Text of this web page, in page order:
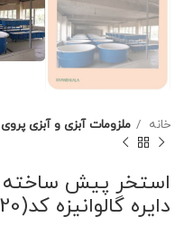
خانه ملزومات آبزی و آبزی پروی
دایره گالوانیزه کد(20)